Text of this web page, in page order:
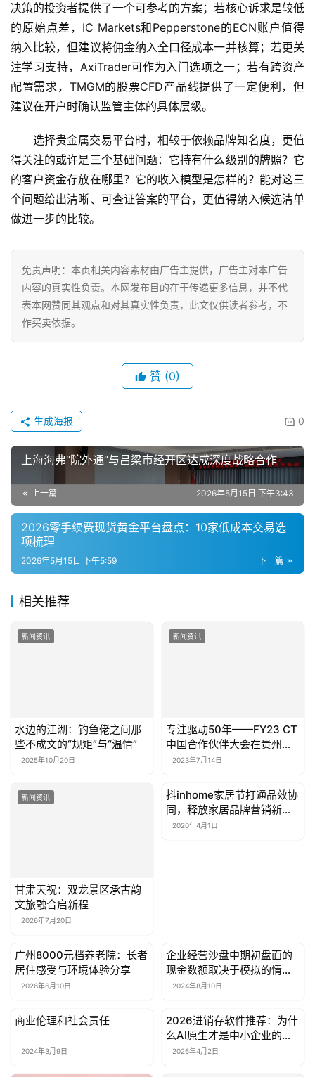
决策的投资者提供了一个可参考的方案；若核心诉求是较低
的原始点差，IC Markets和Pepperstone的ECN账户值得
纳入比较，但建议将佣金纳入全口径成本一并核算；若更关
注学习支持，AxiTrader可作为入门选项之一；若有跨资产
配置需求，TMGM的股票CFD产品线提供了一定便利，但
建议在开户时确认监管主体的具体层级。
选择贵金属交易平台时，相较于依赖品牌知名度，更值
得关注的或许是三个基础问题：它持有什么级别的牌照？它
的客户资金存放在哪里？它的收入模型是怎样的？能对这三
个问题给出清晰、可查证答案的平台，更值得纳入候选清单
做进一步的比较。
免责声明：本页相关内容素材由广告主提供，广告主对本广告
内容的真实性负责。本网发布目的在于传递更多信息，并不代
表本网赞同其观点和对其真实性负责，此文仅供读者参考，不
作买卖依据。
赞 (0)
0
生成海报
上海海弗“院外通”与吕梁市经开区达成深度战略合作
上一篇 2026年5月15日 下午3:43
2026零手续费现货黄金平台盘点：10家低成本交易选
项梳理
下一篇
2026年5月15日 下午5:59
相关推荐
新闻资讯
水边的江湖：钓鱼佬之间那
些不成文的“规矩”与“温情”
2025年10月20日
新闻资讯
专注驱动50年——FY23 CT
中国合作伙伴大会在贵州圆
满举行
2023年7月14日
新闻资讯
甘肃天祝：双龙景区承古韵
文旅融合启新程
2026年7月20日
新闻资讯
抖inhome家居节打通品效协
同，释放家居品牌营销新势
能2020年4月1日
新闻资讯
广州8000元档养老院：长者
居住感受与环境体验分享
2026年6月10日
新闻资讯
企业经营沙盘中期初盘面的
现金数额取决于模拟的情境
和游戏的规则
2024年8月10日
新闻资讯
商业伦理和社会责任
2024年3月9日
新闻资讯
2026进销存软件推荐：为什
么AI原生才是中小企业的正
确选择？
2026年4月2日